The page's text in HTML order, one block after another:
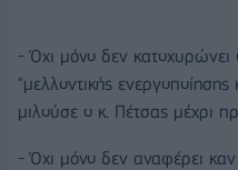
- Όχι μόνο δεν κατοχυρώνει
"μελλοντικής
μιλούσε ο κ. Πέτσας μέχρι
- Όχι μόνο δεν αναφέρει